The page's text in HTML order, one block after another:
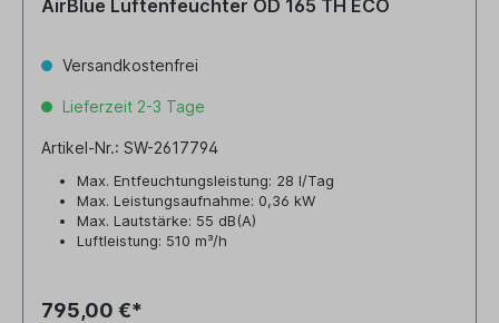
AirBlue Luftenfeuchter OD 165 TH ECO
Versandkostenfrei
Lieferzeit 2-3 Tage
Artikel-Nr.: SW-2617794
Max. Entfeuchtungsleistung: 28 l/Tag
Max. Leistungsaufnahme: 0,36 kW
Max. Lautstärke: 55 dB(A)
Luftleistung: 510 m³/h
795,00 €*